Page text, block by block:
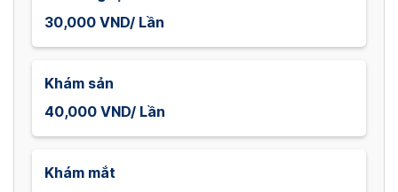
30,000 VND/ Lần
Khám sản
40,000 VND/ Lần
Khám mắt